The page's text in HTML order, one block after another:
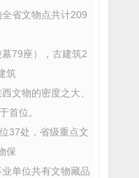
省文物点共计209
79座），古建筑2
筑
文物的密度之大、
首位。
37处，省级重点文
保
单位共有文物藏品